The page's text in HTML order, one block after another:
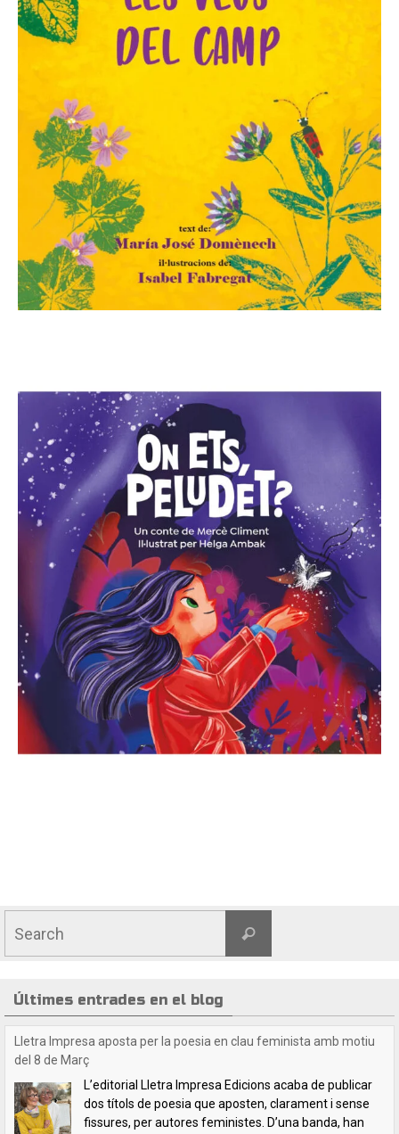
Últimes entrades en el blog
Crida a les lectores i lectors de Lletra Impresa
Estimades lectores / estimats lectors,Volem felicitar-
vos les festes nadalenques i desitjar-vos un any 2025
ple de lectures i de coneixences. Esperem que l’any
vinent ens proveirà de coses positives. Estem [...]